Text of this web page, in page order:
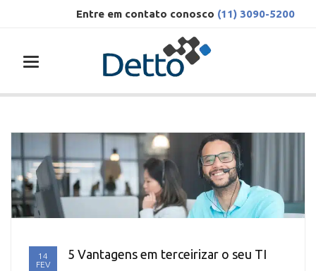
Entre em contato conosco (11) 3090-5200
Toggle navigation
14
FEV
5 Vantagens em terceirizar o seu TI